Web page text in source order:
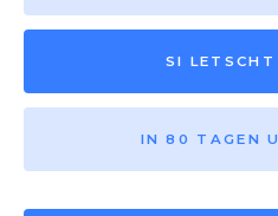
SI LETSCHT
IN 80 TAGEN